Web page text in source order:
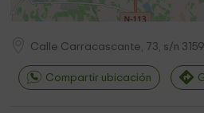
Calle Carracascante, 73, s/n
Compartir ubicación